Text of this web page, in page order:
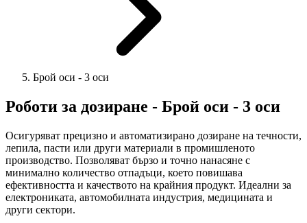
Брой оси - 3 оси
Роботи за дозиране - Брой оси - 3 оси
Осигуряват прецизно и автоматизирано дозиране на течности,
лепила, пасти или други материали в промишленото
производство. Позволяват бързо и точно нанасяне с
минимално количество отпадъци, което повишава
ефективността и качеството на крайния продукт. Идеални за
електрониката, автомобилната индустрия, медицината и
други сектори.